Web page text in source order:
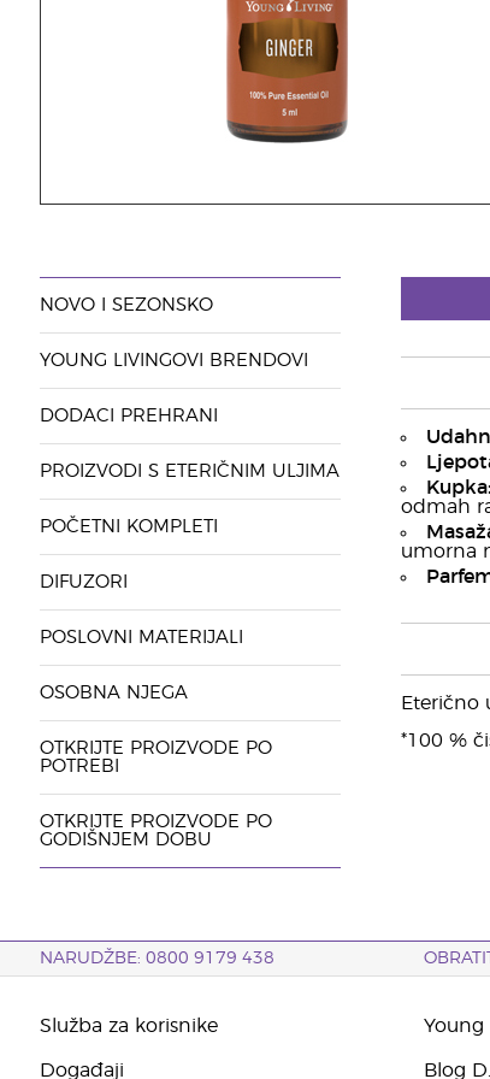
NOVO I SEZONSKO
YOUNG LIVINGOVI BRENDOVI
DODACI PREHRANI
PROIZVODI S ETERIČNIM ULJIMA
POČETNI KOMPLETI
DIFUZORI
POSLOVNI MATERIJALI
OSOBNA NJEGA
OTKRIJTE PROIZVODE PO
POTREBI
OTKRIJTE PROIZVODE PO
GODIŠNJEM DOBU
Kupka:
odmah
umorna
Eterično
*100 %
NARUDŽBE: 0800 9179 438
Služba za korisnike
Događaji
Young
Blog